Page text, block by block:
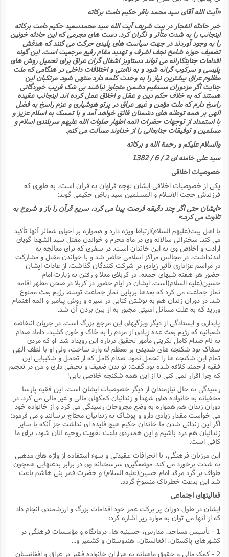
«آیت الله آقاى سید محمد باقر حکیم دامت برکاته
خبر حادثه انفجار در بیت شریف آیت الله سید محمدسعید حکیم دامت برکاته
اینجانب را به شدت متأثر و نگران کرد. دست هاى مجرمى که این حادثه خونین
را به وجود آوردند در جهت سیاست هاى پلیدى حرکت مى کنند که هدفش
تضعیف حوزه شامخ نجف اشرف و تهدید مقام رفیع مرجعیت است. این گونه
اقدامات جنایتکارانه مى تواند دستاویز اشغال گران عراق براى تحمیل روش هاى
پلیسى و سرکوب گرانه شود و به ناامنى و اختلافات داخلى در هنگامى که ملت
مظلوم عراق بیشترین نیاز را به وحدت کلمه دارد منتهى شود. مرتکبان این
جنایت اگر مزدوران مستقیم دشمن متجاوز نباشند بى شک فریب خوردگانى
هستند که به خلاف حکم دین و عقل و اخلاق عمل کرده اند. اینجانب عقیده
راسخ دارم که ملت مؤمن و غیور عراق در پرتو هوشیارى و عزم راسخ به فضل
الهى بر همه توطئه هاى دشمنان فائق خواهد آمد و با تمسک به اسلام عزیز و
با استمداد از توجهات حضرات ائمه اطهار صلوات الله علیهم سربلندى اسلام و
مسلمین و توفیقات جنابعالى را از خداوند مسألت مى کنم.
والسلام علیکم و رحمة الله و برکاته
سید على خامنه اى 2 / 6 / 1382
خصوصیات اخلاقى
یکى از خصوصیات اخلاقى ایشان توجه فراوان به قرآن است، به طورى که
فرزندش حجت الاسلام و المسلمین سید ریاض حکیمى گوید:
«ایشان حتى اگر چند دقیقه فرصت پیدا مى کرد، سریع قرآن را باز و شروع به
تلاوت مى کرد.»
با اهل بیت(علیهم السلام)ارتباط ویژه دارد و همواره بر احیاى شعائر آنها تأکید
مى کند. سخنرانى سالانه وى در ماه محرم و خواندن مقتل سید الشهدا گویاى
ارادت و اخلاص وى به این خاندان است. در سفرى که براى معالجه به
لندنداشت، در مجالس مراکز اسلامى حاضر شد و با خواندن مقتل و مشارکت
در مراسم عزادارى تأثیر زیادى در شرکت کنندگان گذاشت. از عادات ایشان
حضور هر هفته شبهاى جمعه، در کربلاى معلا و رفتن به زیارت امام
حسین(علیه السلام)است. ایشان در ایام حضور در کربلا در صحن مطهر اقامه
نماز جماعت مى کرد که بعدها برپایى نماز جماعت توسط رژیم بعث ممنوع
شد. در دوران زندان هم به نوشتن کتابى در سیره و روش پیامبر و ائمه اهتمام
ورزید که به علت مسائل امنیتى مجبور به از بین بردن آن شد.
پایدارى و ایستادگى از دیگر ویژگیهاى این مرجع بزرگ است. در جریان انتفاضه
شعبانیه که رژیم بعث عده زیادى از مردم را به خاک و خون کشید، داماد صدام
به نام صدام کامل تکریتى مأمور تحقیق درباره این رویداد شد. او که مردى
سفاک بود شکنجه هاى شدیدى بر معظم له وارد ساخت، ولى او با لطف الهى
تمام این شکنجه ها را تحمل نمود. صدام کامل که از تحمل و شکیبایى این
فقیه ارجمند کلافه شده بود گفت: تو بدن ضعیف و نحیفى دارى و من در تعجبم
که چرا اقرار نمى کنى تا از این همه شکنجه خلاصى یابى!
رسیدگى به حال نیازمندان از دیگر خصوصیات ایشان است. این فقیه پارسا
مخفیانه به خانواده هاى شهدا و زندانیان کمکهاى مالى و غیر مالى مى کرد. در
دوران زندان هم همواره به وضع مجروحان رسیدگى مى کرد و از خانواده خود
مى خواست مقدار زیادى دارو و پوشاک به زندانیان محتاج برسانند و مى فرمود:
اگر این زندانى شدن ما خاندان حکیم هیچ فایده اى نداشت جز آنکه با سایر
زندانیان هم درد باشیم و این همدردى باعث تقویت روحیه آنان شود، براى ما
کافى است.
این مرزبان فرهنگى، با انحرافات عقیدتى و سوء استفاده از واژه هاى مذهبى
به شدت برخورد مى کند. موضعگیرى سرسختانه وى در برابر بدعتهایى همچون
طواف بر گرد مرقد امام حسین(علیه السلام) و حضرت قمر بنى هاشم باعث
شد این بدعت خطرناک منسوخ گردد.
فعالیتهاى اجتماعى
ایشان در طول دوران پر برکت عمر خود اقدامات بزرگ و ارزشمندى انجام داد
که از آنها مى توان به موارد زیر اشاره کرد:
1 - تأسیس مساجد، مدارس، حسینیه ها، درمانگاه و مؤسسات فرهنگى در
کشورهاى پاکستان، افغانستان، هندوستان و کشمیر و...
2 - کمک مالى و حقوق ماهیانه به هزاران خانواده فقیر در عراق و افغانستان